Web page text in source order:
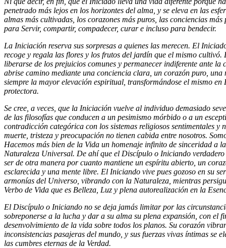
penetrado más lejos en los horizontes del alma, y se eleva en las
almas más cultivadas, los corazones más puros, las conciencias más
para Servir, compartir, compadecer, curar e incluso para bendecir.
La Iniciación reserva sus sorpresas a quienes las merecen. El
recoge y regala las flores y los frutos del jardín que el mismo
liberarse de los prejuicios comunes y permanecer indiferente ante la
abrise camino mediante una conciencia clara, un corazón puro, una
siempre la mayor elevación espiritual, transformándose el mismo en
protectora.
Se cree, a veces, que la Iniciación vuelve al individuo demasiado
de las filosofías que conducen a un pesimismo mórbido o a un
contradicción categórica con los sistemas religiosos sentimentales y
muerte, tristeza y preocupación no tienen cabida entre nosotros.
Hacemos más bien de la Vida un homenaje infinito de sinceridad a
Naturaleza Universal. De ahí que el Discípulo o Iniciando
ser de otra manera por cuanto mantiene un espíritu abierto, un
esclarecida y una mente libre. El Iniciando vive pues gozoso en su
armonías del Universo, vibrando con la Naturaleza, mientras
Verbo de Vida que es Belleza, Luz y plena autorealización en la
El Discípulo o Iniciando no se deja jamás limitar por las
sobreponerse a la lucha y dar a su alma su plena expansión, con el
desenvolvimiento de la vida sobre todos los planos. Su corazón
inconsistencias pasajeras del mundo, y sus fuerzas vivas íntimas se
las cumbres eternas de la Verdad.